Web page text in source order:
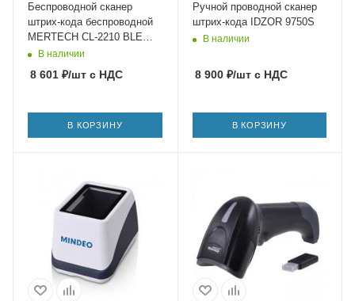
Беспроводной сканер
штрих-кода беспроводной
MERTECH CL-2210 BLE
Dongle P2D
В наличии
8 601 ₽/шт с НДС
В КОРЗИНУ
Ручной проводной сканер
штрих-кода IDZOR 9750S
В наличии
8 900₽/штс НДС
В КОРЗИНУ